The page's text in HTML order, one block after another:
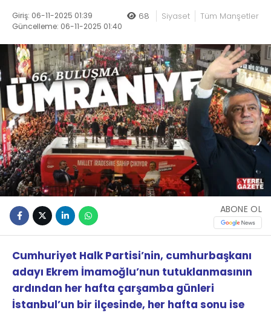
Giriş: 06-11-2025 01:39
Güncelleme: 06-11-2025 01:40
68 Siyaset Tüm Manşetler
ABONE OL
Cumhuriyet Halk Partisi’nin, cumhurbaşkanı
adayı Ekrem İmamoğlu’nun tutuklanmasının
ardından her hafta çarşamba günleri
İstanbul’un bir ilçesinde, her hafta sonu ise